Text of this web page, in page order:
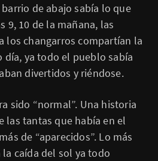
de abajo sabía lo que
9, 10 de la mañana, las
los changarros compartían la
día, ya todo el pueblo sabía
divertidos y riéndose.
sido “normal”. Una historia
las tantas que había en el
de “aparecidos”. Lo más
caída del sol ya todo